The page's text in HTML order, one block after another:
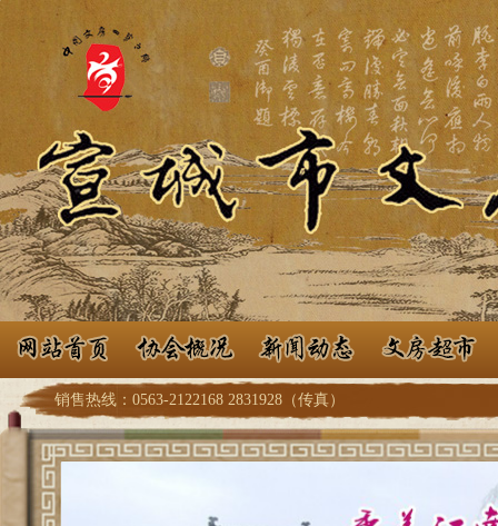
销售热线：0563-2122168 2831928（传真）